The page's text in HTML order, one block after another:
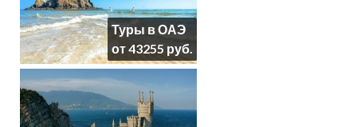
Туры в ОАЭ
от 43255 руб.